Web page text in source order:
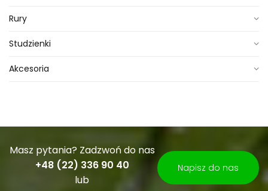
Rury
Studzienki
Akcesoria
Masz pytania? Zadzwoń do nas
+48 (22) 336 90 40
lub
Napisz do nas